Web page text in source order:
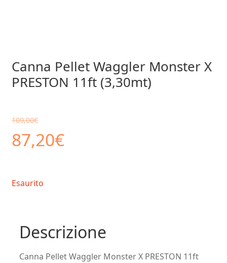
Canna Pellet Waggler Monster X
PRESTON 11ft (3,30mt)
109,00€
Il
originale
era:
109,00€.
87,20€Il
è:
87,20€.
Esaurito
Descrizione
Canna Pellet Waggler Monster X PRESTON 11ft